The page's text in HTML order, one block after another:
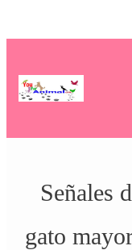
Señales
gato